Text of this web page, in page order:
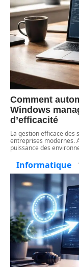
Comment
Windows
d’efficacité
La gestion efficace des
entreprises modernes.
puissance des
Informatique